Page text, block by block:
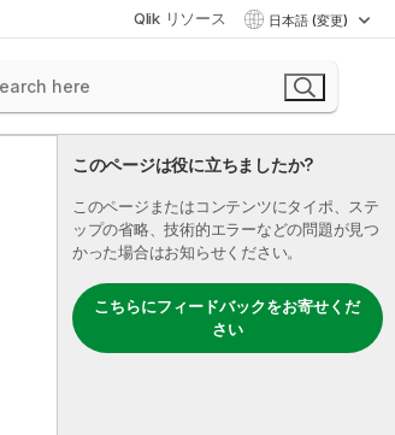
Qlik リソース 日本語 (変更)
このページは役に立ちましたか?
このページまたはコンテンツにタイポ、ステ
ップの省略、技術的エラーなどの問題が見つ
かった場合はお知らせください。
こちらにフィードバックをお寄せくだ
さい